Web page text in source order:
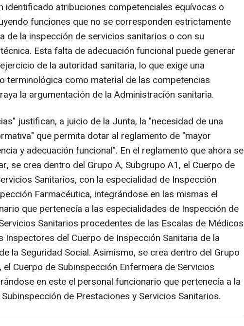
identificado atribuciones competenciales equívocas o
funciones que no se corresponden estrictamente
de la inspección de servicios sanitarios o con su
Esta falta de adecuación funcional puede generar
de la autoridad sanitaria, lo que exige una
terminológica como material de las competencias
la argumentación de la Administración sanitaria.
justifican, a juicio de la Junta, la "necesidad de una
que permita dotar al reglamento de "mayor
y adecuación funcional". En el reglamento que ahora se
se crea dentro del Grupo A, Subgrupo A1, el Cuerpo de
Sanitarios, con la especialidad de Inspección
Farmacéutica, integrándose en las mismas el
que pertenecía a las especialidades de Inspección de
Sanitarios procedentes de las Escalas de Médicos
Inspectores del Cuerpo de Inspección Sanitaria de la
la Seguridad Social. Asimismo, se crea dentro del Grupo
el Cuerpo de Subinspección Enfermera de Servicios
en este el personal funcionario que pertenecía a la
de Prestaciones y Servicios Sanitarios.